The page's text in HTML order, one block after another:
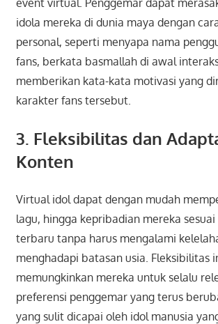
idola mereka di dunia maya dengan
personal, seperti menyapa nama
fans, berkata basmallah di awal
memberikan kata-kata motivasi yang
karakter fans tersebut.
3. Fleksibilitas dan
Konten
Virtual idol dapat dengan mudah
lagu, hingga kepribadian mereka
terbaru tanpa harus mengalami
menghadapi batasan usia. Fleksibilitas
memungkinkan mereka untuk selalu
preferensi penggemar yang terus
yang sulit dicapai oleh idol manusia